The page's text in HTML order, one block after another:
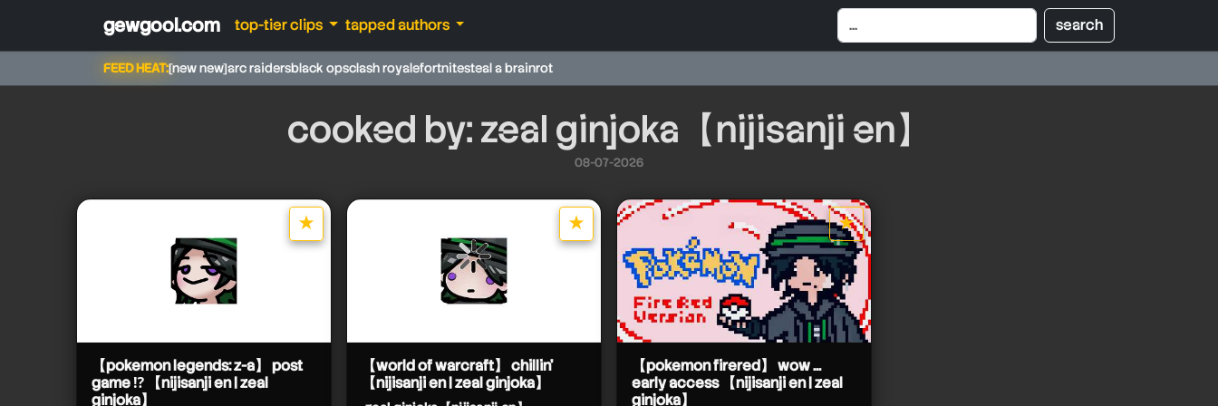
gewgool.com top-tier clips tapped authors
FEED HEAT:[new new]arc raidersblack opsclash royalefortnitesteal a brainrot
zeal ginjoka【nijisanji en】
zeal ginjoka【nijisanji en】
cooked by: zeal ginjoka【nijisanji en】
08-07-2026
★
star it
【pokemon legends: z-a】 post
game ⁉️ 【nijisanji en | zeal
ginjoka】
★
star it
【world of warcraft】 chillin'
【nijisanji en | zeal ginjoka】
★
star it
【pokemon firered】 wow ...
early access 【nijisanji en | zeal
ginjoka】